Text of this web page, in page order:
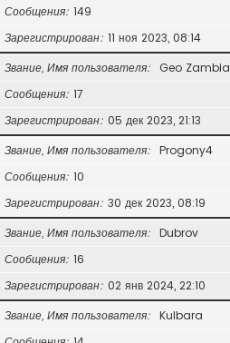
Сообщения 149
Зарегистрирован 11 ноя 2023, 08:14
Звание, Имя пользователя
Geo Zambia
Сообщения 17
Зарегистрирован 05 дек 2023, 21:13
Звание, Имя пользователя
Progony4
Сообщения 10
Зарегистрирован 30 дек 2023, 08:19
Звание, Имя пользователя
Dubrov
Сообщения 16
Зарегистрирован 02 янв 2024, 22:10
Звание, Имя пользователя
Kulbara